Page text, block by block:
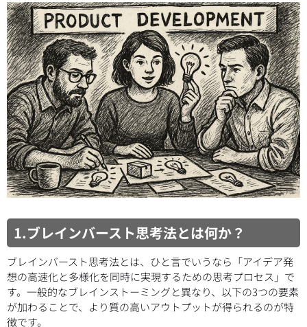
1.ブレインバースト思考法とは何か？
ブレインバースト思考法とは、ひと言でいうなら「アイデア発
想の高速化と多様化を同時に実現するための思考プロセス」で
す。一般的なブレインストーミングと異なり、以下の3つの要素
が加わることで、より質の高いアウトプットが得られるのが特
徴です。